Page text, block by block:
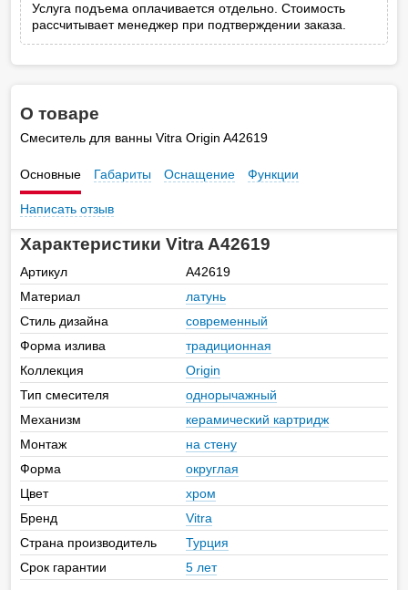
Услуга подъема оплачивается отдельно. Стоимость
рассчитывает менеджер при подтверждении заказа.
О товаре
Смеситель для ванны Vitra Origin A42619
Основные Габариты Оснащение Функции
Написать отзыв
Характеристики Vitra A42619
Артикул
A42619
Материал
латунь
Стиль дизайна
современный
Форма излива
традиционная
Коллекция
Origin
Тип смесителя
однорычажный
Механизм
керамический картридж
Монтаж
на стену
Форма
округлая
Цвет
хром
Бренд
Vitra
Страна производитель
Турция
Срок гарантии
5 лет